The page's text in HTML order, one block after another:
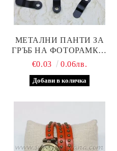
МЕТАЛНИ ПАНТИ ЗА
ГРЪБ НА ФОТОРАМКА,
ДЪРЖАЧИ ЗА РАМКИ
€0.03 0.06лв.